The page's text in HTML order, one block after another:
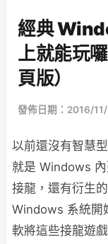
經典
上就能玩
頁版）
發佈日期：2016/
以前還沒有智慧
就是 Windows
接龍，還有衍生
Windows 系統開
軟將這些接龍遊